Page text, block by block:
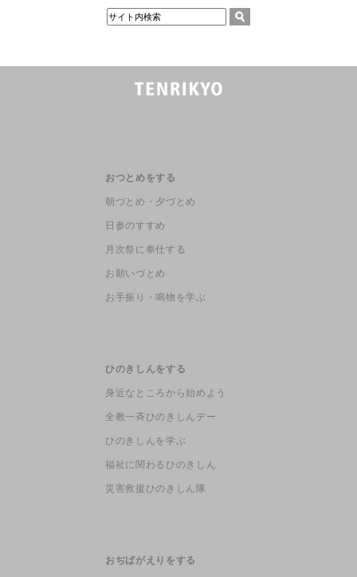
おつとめをする
朝づとめ・夕づとめ
日参のすすめ
月次祭に奉仕する
お願いづとめ
お手振り・鳴物を学ぶ
ひのきしんをする
身近なところから始めよう
全教一斉ひのきしんデー
ひのきしんを学ぶ
福祉に関わるひのきしん
災害救援ひのきしん隊
おぢばがえりをする